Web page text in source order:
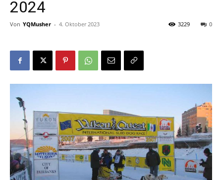
2024
Von YQMusher - 4. Oktober 2023 0
3229